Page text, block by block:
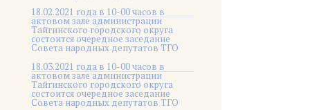
18.02.2021 года в 10-00 часов в
актовом зале администрации
Тайгинского городского округа
состоится очередное заседание
Совета народных депутатов ТГО
18.03.2021 года в 10-00 часов в
актовом зале администрации
Тайгинского городского округа
состоится очередное заседание
Совета народных депутатов ТГО